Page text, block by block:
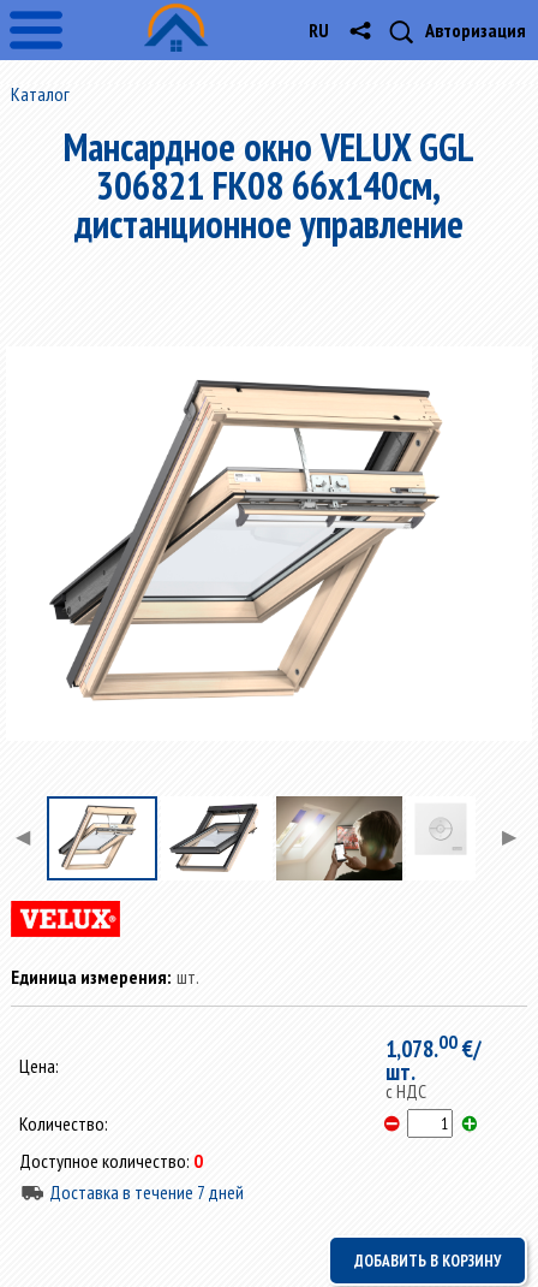
Авторизация
RU
Каталог
Мансардное окно VELUX GGL
306821 FK08 66x140см,
дистанционное управление
◀ ▶
Единица измерения: шт.
Цена:
1,078.00€/
шт.
с НДС
Количество:
Доступное количество: 0
Доставка в течение 7 дней